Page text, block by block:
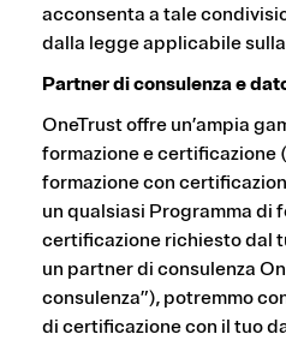
acconsenta a tale
dalla legge applicabile
Partner di consulenza e
OneTrust offre un’ampia
formazione e certificazione
formazione con
un qualsiasi Programma di
certificazione richiesto dal
un partner di consulenza
consulenza”), potremmo
di certificazione con il tuo